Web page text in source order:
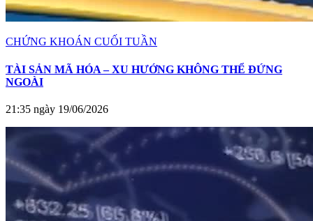
CHỨNG KHOÁN CUỐI TUẦN
TÀI SẢN MÃ HÓA – XU HƯỚNG KHÔNG THỂ ĐỨNG
NGOÀI
21:35 ngày 19/06/2026